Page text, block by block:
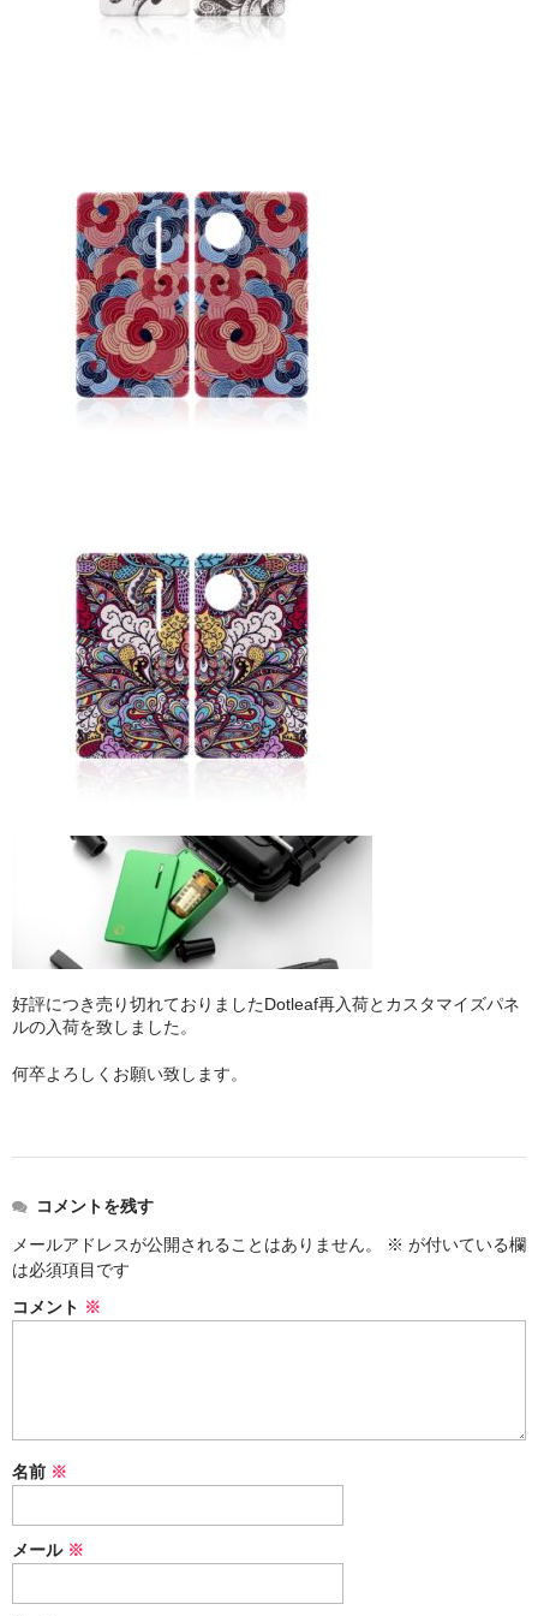
ボウル(ハガル）
オデュマン
Cobra Blanc
Social Smoke
Eternal Smoke
Ugly
NirvanaSuperShisha
SEBERO
SPLIT
Tangiers
マウスピース
ベース（花瓶）
シーシャ 炭
ヴェポライザー
PAX
H R
storz-bickel
好評につき売り切れておりましたDotleaf再入荷とカスタマイズパネ
ルの入荷を致しました。
何卒よろしくお願い致します。
コメントを残す
メールアドレスが公開されることはありません。
※ が付いている欄
は必須項目です
コメント ※
名前 ※
メール ※